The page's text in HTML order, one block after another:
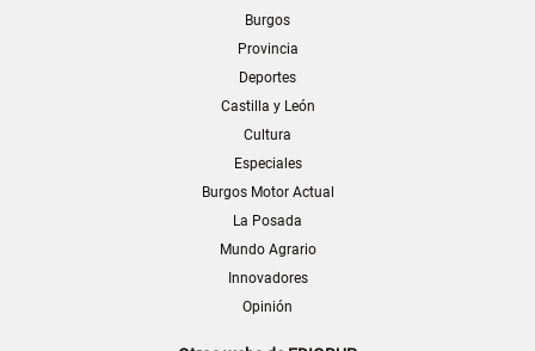
Burgos
Provincia
Deportes
Castilla y León
Cultura
Especiales
Burgos Motor Actual
La Posada
Mundo Agrario
Innovadores
Opinión